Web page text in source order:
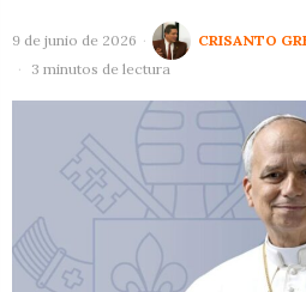
9 de junio de 2026
CRISANTO
3 minutos de lectura